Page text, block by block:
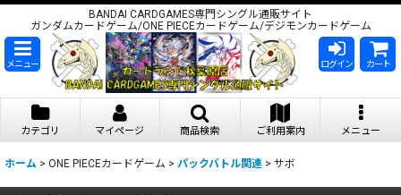
BANDAI CARDGAMES専門シングル通販サイト
ガンダムカードゲーム/ONE PIECEカードゲーム/デジモンカードゲーム
メニュー ログイン カート
カテゴリ マイページ 商品検索 ご利用案内 メニュー
ホーム > ONE PIECEカードゲーム > パックバトル関連 > サボ